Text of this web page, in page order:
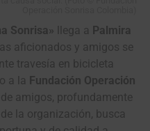
Sonrisa» llega a Palmira
aficionados y amigos se
travesía en bicicleta
a la Fundación Operación
de amigos, profundamente
la organización, busca